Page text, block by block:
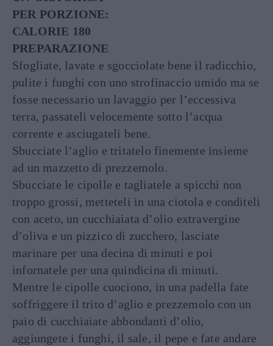
PER PORZIONE:
CALORIE 180
PREPARAZIONE
Sfogliate, lavate e sgocciolate bene il radicchio,
pulite i funghi con uno strofinaccio umido ma se
fosse necessario un lavaggio per l’eccessiva
terra, passateli velocemente sotto l’acqua
corrente e asciugateli bene.
Sbucciate l’aglio e tritatelo finemente insieme
ad un mazzetto di prezzemolo.
Sbucciate le cipolle e tagliatele a spicchi non
troppo grossi, metteteli in una ciotola e conditeli
con aceto, un cucchiaiata d’olio extravergine
d’oliva e un pizzico di zucchero, lasciate
marinare per una decina di minuti e poi
infornatele per una quindicina di minuti.
Mentre le cipolle cuociono, in una padella fate
soffriggere il trito d’aglio e prezzemolo con un
paio di cucchiaiate abbondanti d’olio,
aggiungete i funghi, il sale, il pepe e fate andare